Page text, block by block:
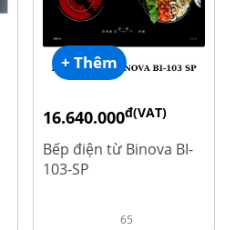
+ Thêm
16.640.000đ(VAT)
20.800.000
Bếp điện từ Binova BI-
103-SP
65